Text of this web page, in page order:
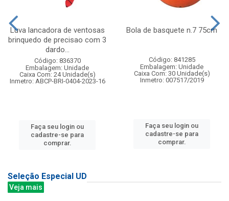
Luva lancadora de ventosas
brinquedo de precisao com 3
dardo...
Código: 836370
Embalagem: Unidade
Caixa Com: 24 Unidade(s)
Inmetro: ABCP-BRI-0404-2023-16
Faça seu login ou
cadastre-se para
comprar.
Bola de basquete n.7 75cm
Código: 841285
Embalagem: Unidade
Caixa Com: 30 Unidade(s)
Inmetro: 007517/2019
Faça seu login ou
cadastre-se para
comprar.
Seleção Especial UD
Veja mais